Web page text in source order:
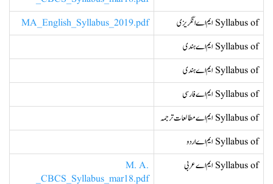
Syllabus of ایم اے انگریزی
MA_English_Syllabus_2019.pdf
Syllabus of ایم اے ہندی
Syllabus of ایم اے ہندی
Syllabus of ایم اے فارسی
Syllabus of ایم اے مطالعات ترجمہ
Syllabus of ایم اے اردو
Syllabus of ایم اے عربی
M. A.
_CBCS_Syllabus_mar18.pdf